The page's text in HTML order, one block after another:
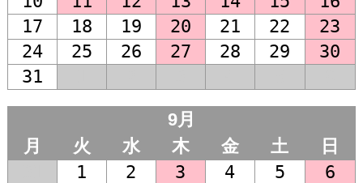
17
18 19 20 21 22
23
24
25 26 27 28 29
30
31
9月
月
火 水 木 金 土
日
1 2 3 4 5
6